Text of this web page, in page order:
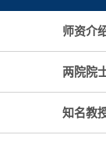
师资介
两院院
知名教